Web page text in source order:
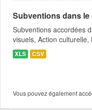
Subventions dans
Subventions accordées
visuels, Action culturelle,
XLS CSV
Vous pouvez également